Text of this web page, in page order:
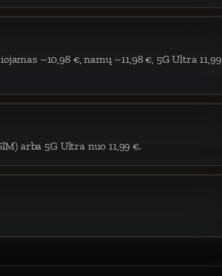
~10,98 €, namų ~11,98 €, 5G Ultra 11,99
arba 5G Ultra nuo 11,99 €.